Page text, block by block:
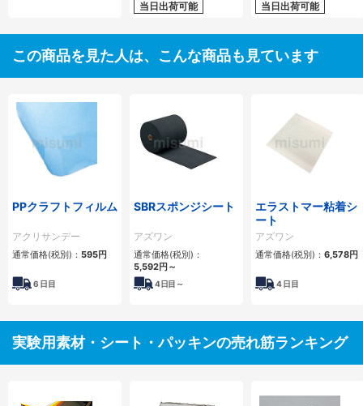
当日出荷可能 当日出荷可能
この商品を見た人は、こんな商品も見ています
PPクラフトフィルム
アクリサンデー
通常価格(税別)： 595円
6 日目
SBRスポンジシート
アズワン
通常価格(税別)：
5,592円～
4日目～
エラストマー粘着シ
ート
アズワン
通常価格(税別)： 6,578円
4日目
実験用素材・シート・パッキンの売れ筋ランキング